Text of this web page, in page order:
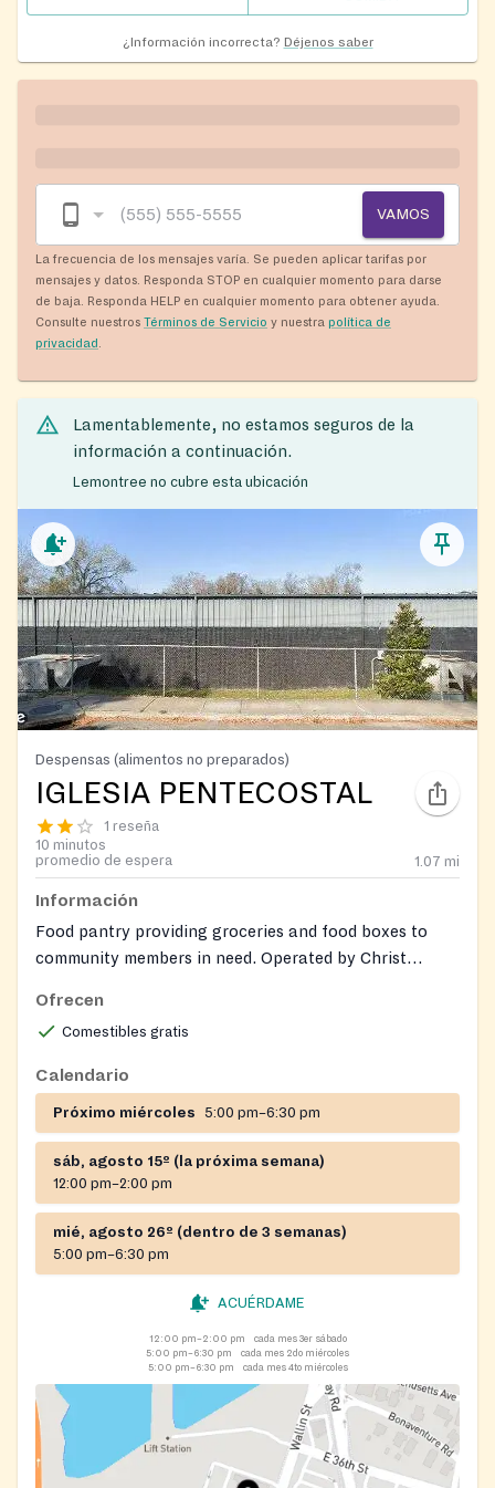
¿Información incorrecta? Déjenos saber
VAMOS
La frecuencia de los mensajes varía. Se pueden aplicar tarifas por
mensajes y datos. Responda STOP en cualquier momento para darse
de baja. Responda HELP en cualquier momento para obtener ayuda.
Consulte nuestros Términos de Servicio y nuestra política de
privacidad
Lamentablemente, no estamos seguros de la
información a continuación.
Lemontree no cubre esta ubicación
Despensas (alimentos no preparados)
IGLESIA PENTECOSTAL
1 reseña
10 minutos
promedio de espera
1.07 mi
Información
Food pantry providing groceries and food boxes to
community members in need. Operated by Christ
ministry services available through Iglesia Pentecostal
EUC.
Ofrecen
Comestibles gratis
Calendario
Próximo miércoles 5:00 pm–6:30 pm
sáb, agosto 15º (la próxima semana)
12:00 pm–2:00 pm
mié, agosto 26º (dentro de 3 semanas)
5:00 pm–6:30 pm
ACUÉRDAME
12:00 pm–2:00 pm
cada mes 3er sábado
5:00 pm–6:30 pm
cada mes 2do miércoles
5:00 pm–6:30 pm
cada mes 4to miércoles